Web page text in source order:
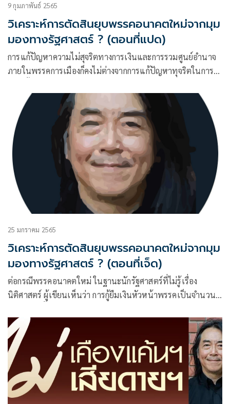
9 กุมภาพันธ์ 2565
วิเคราะห์การตัดสินยุบพรรคอนาคตใหม่จากมุม
มองทางรัฐศาสตร์ ? (ตอนที่แปด)
การแก้ปัญหาความไม่สุจริตทางการเงินและการรวมศูนย์อำนาจ
ภายในพรรคการเมืองก็คงไม่ต่างจากการแก้ปัญหาทุจริตในการ
ประสิทธิภาพและเท่าทันต่อพฤติกรรมการฉ้อฉลของนักการเมือง
อยู่ตลอดเวลา อย่างเช่นในเรื่องการทุจริตซื้อเสียงเลือกตั้ง มี
นักการเมืองไทยจำนวนไม่น้อยให้ความเห็นว่า การซื้อขายเสียง
ในการเลือกตั้งของไทยเรานั้นถือเป็นลักษณะโดดเด่นและเป็น
วัฒนธรรมที่คงแก้ไม่ได้
25 มกราคม 2565
วิเคราะห์การตัดสินยุบพรรคอนาคตใหม่จากมุม
มองทางรัฐศาสตร์ ? (ตอนที่เจ็ด)
ต่อกรณีพรรคอนาคตใหม่ ในฐานะนักรัฐศาสตร์ที่ไม่รู้เรื่อง
นิติศาสตร์ ผู้เขียนเห็นว่า การกู้ยืมเงินหัวหน้าพรรคเป็นจำนวน
หัวหน้าพรรคและเป็นแหล่งทุนสำคัญของพรรคเป็นสิ่งที่ไม่ถูก
ต้องและรับไม่ได้ตามหลักการที่ไม่ต้องการให้เกิดเงื่อนไขของการ
ครอบงำในพรรคการเมือง